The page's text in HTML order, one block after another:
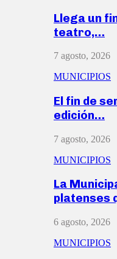
Llega un
teatro,…
7 agosto, 2026
MUNICIPIOS
El fin de
edición…
7 agosto, 2026
MUNICIPIOS
La
platenses
6 agosto, 2026
MUNICIPIOS